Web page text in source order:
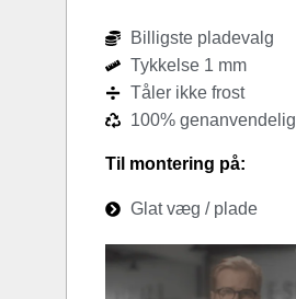
Billigste pladevalg
Tykkelse 1 mm
Tåler ikke frost
100% genanvendelig
Til montering på:
Glat væg / plade